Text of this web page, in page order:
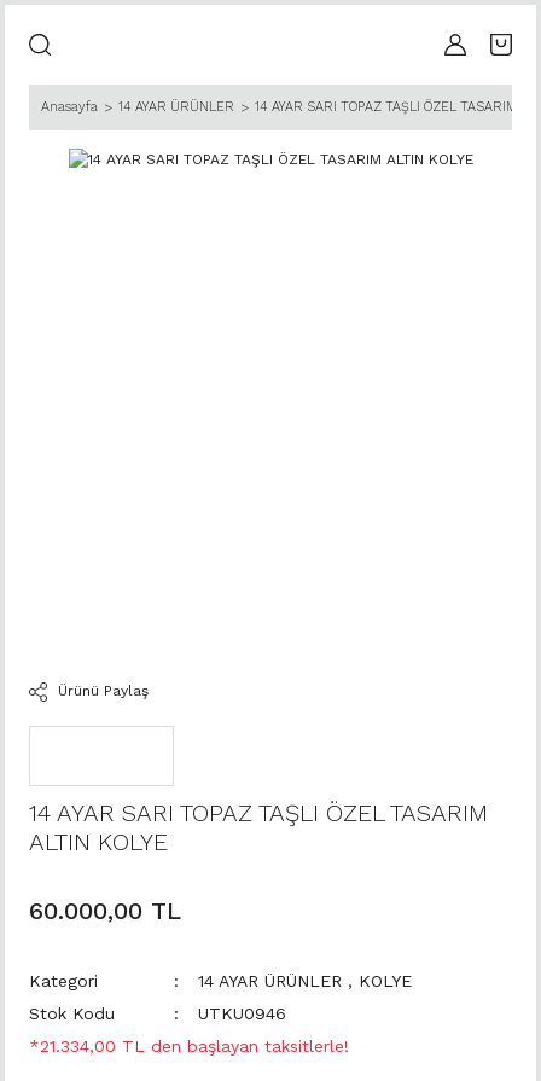
Anasayfa 14 AYAR ÜRÜNLER 14 AYAR SARI TOPAZ TAŞLI ÖZEL TASARIM
Ürünü Paylaş
14 AYAR SARI TOPAZ TAŞLI ÖZEL TASARIM
ALTIN KOLYE
60.000,00 TL
Kategori 14 AYAR ÜRÜNLER , KOLYE
Stok Kodu
UTKU0946
*21.334,00 TL den başlayan taksitlerle!